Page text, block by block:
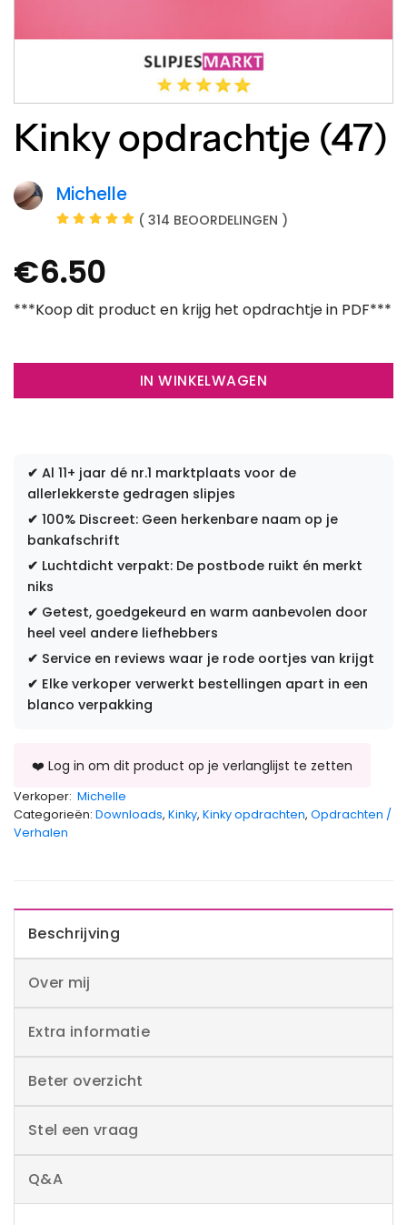
Kinky opdrachtje (47)
Michelle
( 314 BEOORDELINGEN )
€6.50
***Koop dit product en krijg het opdrachtje in PDF***
IN WINKELWAGEN
✔ Al 11+ jaar dé nr.1 marktplaats voor de
allerlekkerste gedragen slipjes
✔ 100% Discreet: Geen herkenbare naam op je
bankafschrift
✔ Luchtdicht verpakt: De postbode ruikt én merkt
niks
✔ Getest, goedgekeurd en warm aanbevolen door
heel veel andere liefhebbers
✔ Service en reviews waar je rode oortjes van krijgt
✔ Elke verkoper verwerkt bestellingen apart in een
blanco verpakking
Verkoper: Michelle
Categorieën: Downloads, Kinky, Kinky opdrachten, Opdrachten /
Verhalen
Beschrijving
Over mij
Extra informatie
Beter overzicht
Stel een vraag
Q&A